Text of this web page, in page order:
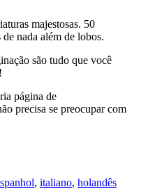
majestosas. 50
nada além de lobos.
são tudo que você
página de
precisa se preocupar com
, italiano, holandês